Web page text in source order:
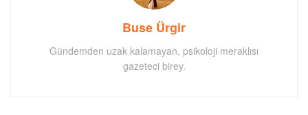
Buse Ürgir
Gündemden uzak kalamayan, psikoloji meraklısı
gazeteci birey.